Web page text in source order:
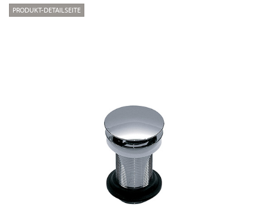
PRODUKT-DETAILSEITE